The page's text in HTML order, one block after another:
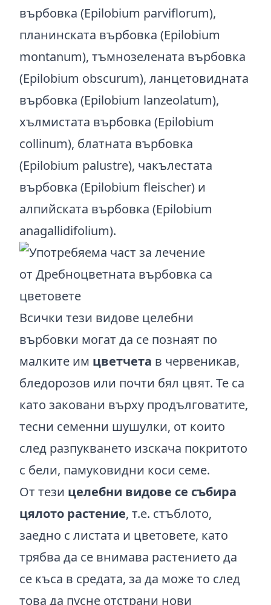
върбовка (Epilobium parviflorum),
планинската върбовка (Epilobium
montanum), тъмнозелената върбовка
(Epilobium obscurum), ланцетовидната
върбовка (Epilobium lanzeolatum),
хълмистата върбовка (Epilobium
collinum), блатната върбовка
(Epilobium palustre), чакълестата
върбовка (Epilobium fleischer) и
алпийската върбовка (Epilobium
anagallidifolium).
Всички тези видове целебни
върбовки могат да се познаят по
малките им цветчета в червеникав,
бледорозов или почти бял цвят. Те са
като заковани върху продълговатите,
тесни семенни шушулки, от които
след разпукването изскача покритото
с бели, памуковидни коси семе.
От тези целебни видове се събира
цялото растение, т.е. стъблото,
заедно с листата и цветовете, като
трябва да се внимава растението да
се къса в средата, за да може то след
това да пусне отстрани нови